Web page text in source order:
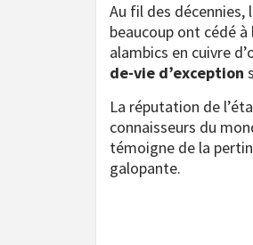
Au fil des
beaucoup ont cédé
alambics en cuivre
de-vie d’exception
La réputation de
connaisseurs du
témoigne de la
galopante.